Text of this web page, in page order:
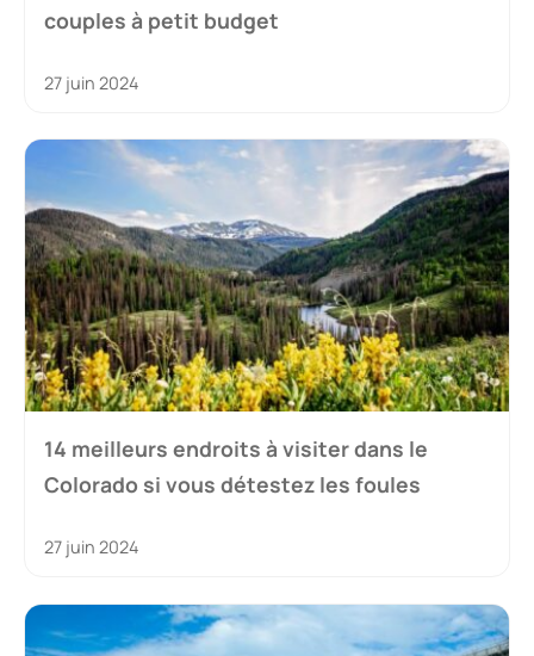
couples à petit budget
27 juin 2024
14 meilleurs endroits à visiter dans le
Colorado si vous détestez les foules
27 juin 2024